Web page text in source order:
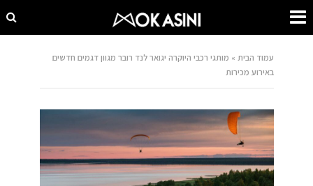
עמוד הבית » מותגי רכבי היוקרה יגואר לנד רובר מגוון דגמים חדשים
באירוע מכירות